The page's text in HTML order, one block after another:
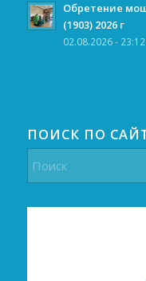
Обретение
(1903) 2026 г
02.08.2026 - 23:12
ПОИСК ПО